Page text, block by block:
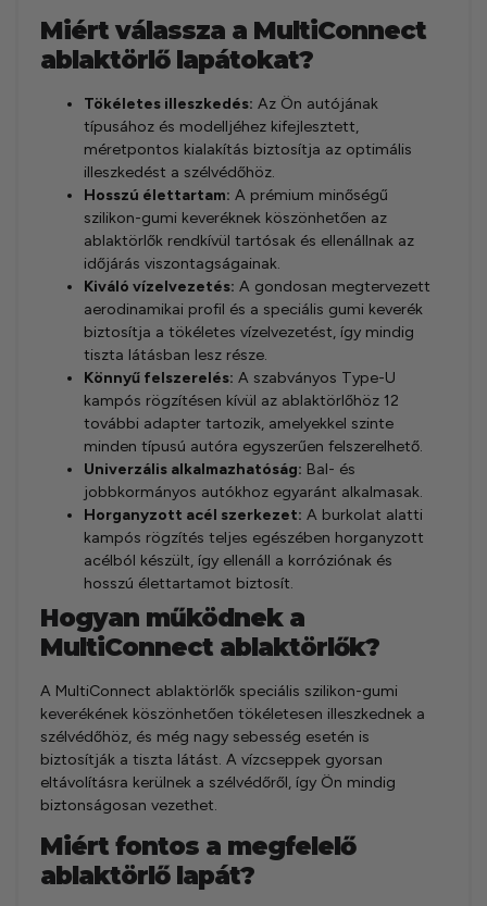
Miért válassza a MultiConnect
ablaktörlő lapátokat?
Tökéletes illeszkedés: Az Ön autójának
típusához és modelljéhez kifejlesztett,
méretpontos kialakítás biztosítja az optimális
illeszkedést a szélvédőhöz.
Hosszú élettartam: A prémium minőségű
szilikon-gumi keveréknek köszönhetően az
ablaktörlők rendkívül tartósak és ellenállnak az
időjárás viszontagságainak.
Kiváló vízelvezetés: A gondosan megtervezett
aerodinamikai profil és a speciális gumi keverék
biztosítja a tökéletes vízelvezetést, így mindig
tiszta látásban lesz része.
Könnyű felszerelés: A szabványos Type-U
kampós rögzítésen kívül az ablaktörlőhöz 12
további adapter tartozik, amelyekkel szinte
minden típusú autóra egyszerűen felszerelhető.
Univerzális alkalmazhatóság: Bal- és
jobbkormányos autókhoz egyaránt alkalmasak.
Horganyzott acél szerkezet: A burkolat alatti
kampós rögzítés teljes egészében horganyzott
acélból készült, így ellenáll a korróziónak és
hosszú élettartamot biztosít.
Hogyan működnek a
MultiConnect ablaktörlők?
A MultiConnect ablaktörlők speciális szilikon-gumi
keverékének köszönhetően tökéletesen illeszkednek a
szélvédőhöz, és még nagy sebesség esetén is
biztosítják a tiszta látást. A vízcseppek gyorsan
eltávolításra kerülnek a szélvédőről, így Ön mindig
biztonságosan vezethet.
Miért fontos a megfelelő
ablaktörlő lapát?